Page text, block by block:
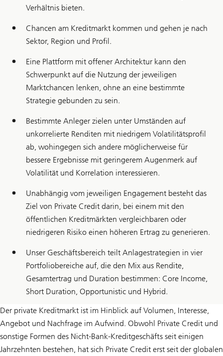
Verhältnis bieten.
Chancen am Kreditmarkt kommen und gehen je nach
Sektor, Region und Profil.
Eine Plattform mit offener Architektur kann den
Schwerpunkt auf die Nutzung der jeweiligen
Marktchancen lenken, ohne an eine bestimmte
Strategie gebunden zu sein.
Bestimmte Anleger zielen unter Umständen auf
unkorrelierte Renditen mit niedrigem Volatilitätsprofil
ab, wohingegen sich andere möglicherweise für
bessere Ergebnisse mit geringerem Augenmerk auf
Volatilität und Korrelation interessieren.
Unabhängig vom jeweiligen Engagement besteht das
Ziel von Private Credit darin, bei einem mit den
öffentlichen Kreditmärkten vergleichbaren oder
niedrigeren Risiko einen höheren Ertrag zu generieren.
Unser Geschäftsbereich teilt Anlagestrategien in vier
Portfoliobereiche auf, die den Mix aus Rendite,
Gesamtertrag und Duration bestimmen: Core Income,
Short Duration, Opportunistic und Hybrid.
Der private Kreditmarkt ist im Hinblick auf Volumen, Interesse,
Angebot und Nachfrage im Aufwind. Obwohl Private Credit und
sonstige Formen des Nicht-Bank-Kreditgeschäfts seit einigen
Jahrzehnten bestehen, hat sich Private Credit erst seit der globalen